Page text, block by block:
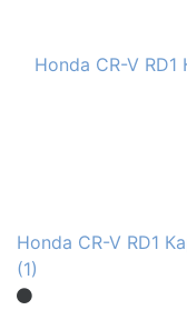
Honda CR-V RD1
(1)